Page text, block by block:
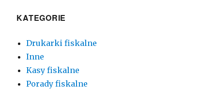
KATEGORIE
Drukarki fiskalne
Inne
Kasy fiskalne
Porady fiskalne